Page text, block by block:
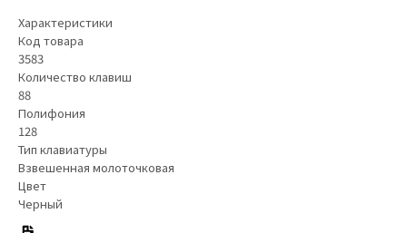
Характеристики
Код товара
3583
Количество клавиш
88
Полифония
128
Тип клавиатуры
Взвешенная молоточковая
Цвет
Черный